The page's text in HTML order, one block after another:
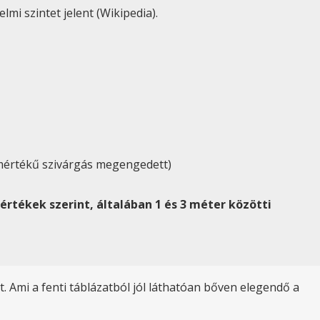
szintet jelent (Wikipedia).
szivárgás megengedett)
szerint, általában 1 és 3 méter közötti
Ami a fenti táblázatból jól láthatóan bőven elegendő a